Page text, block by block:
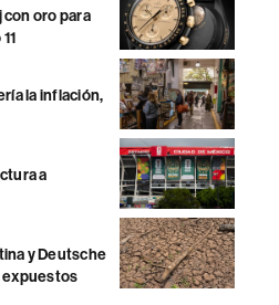
con oro para
la inflación,
a
y Deutsche
expuestos